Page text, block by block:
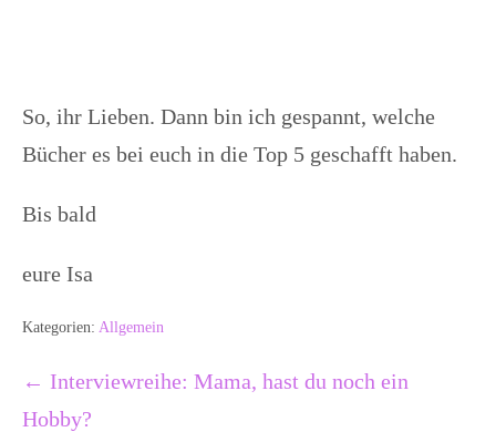
So, ihr Lieben. Dann bin ich gespannt, welche
Bücher es bei euch in die Top 5 geschafft haben.
Bis bald
eure Isa
Kategorien: Allgemein
Beitragsnavigation
← Interviewreihe: Mama, hast du noch ein
Hobby?